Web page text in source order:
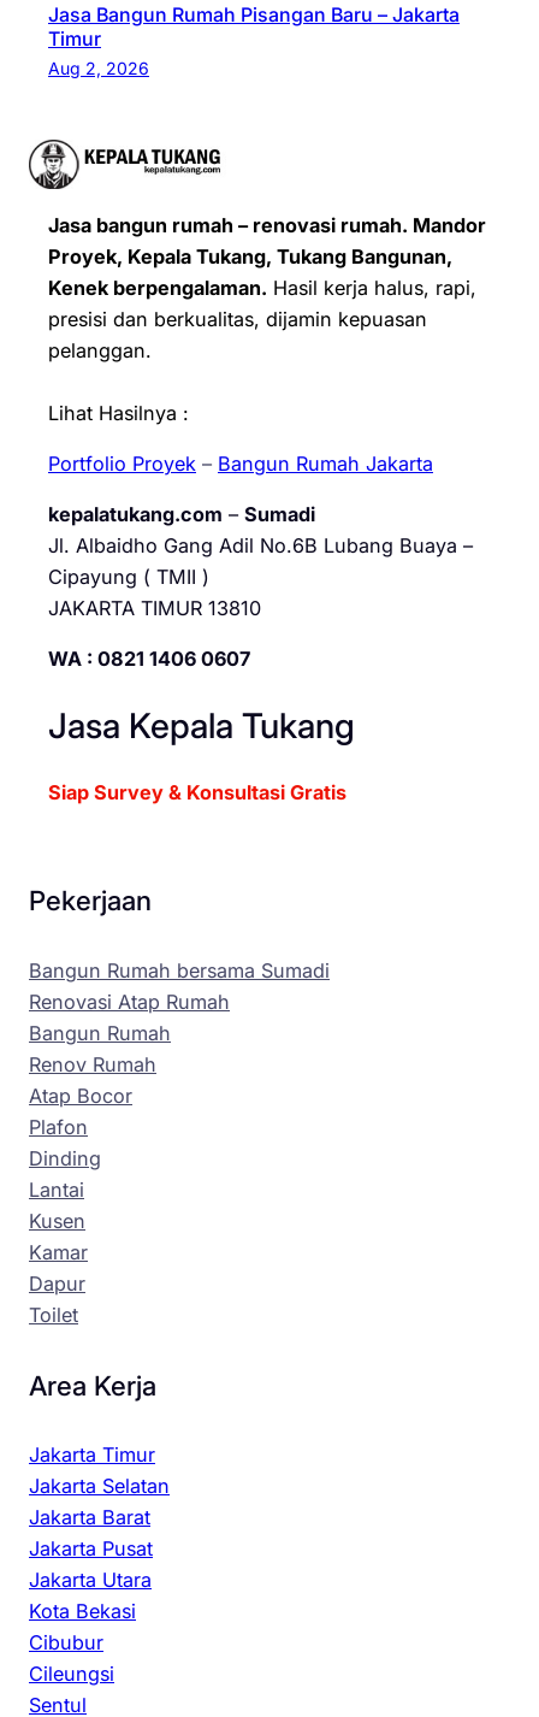
Jasa Bangun Rumah Pisangan Baru – Jakarta
Timur
Aug 2, 2026
Jasa bangun rumah – renovasi rumah. Mandor
Proyek, Kepala Tukang, Tukang Bangunan,
Kenek berpengalaman. Hasil kerja halus, rapi,
presisi dan berkualitas, dijamin kepuasan
pelanggan.
Lihat Hasilnya :
Portfolio Proyek – Bangun Rumah Jakarta
kepalatukang.com – Sumadi
Jl. Albaidho Gang Adil No.6B Lubang Buaya –
Cipayung ( TMII )
JAKARTA TIMUR 13810
WA : 0821 1406 0607
Jasa Kepala Tukang
Siap Survey & Konsultasi Gratis
Pekerjaan
Bangun Rumah bersama Sumadi
Renovasi Atap Rumah
Bangun Rumah
Renov Rumah
Atap Bocor
Plafon
Dinding
Lantai
Kusen
Kamar
Dapur
Toilet
Area Kerja
Jakarta Timur
Jakarta Selatan
Jakarta Barat
Jakarta Pusat
Jakarta Utara
Kota Bekasi
Cibubur
Cileungsi
Sentul